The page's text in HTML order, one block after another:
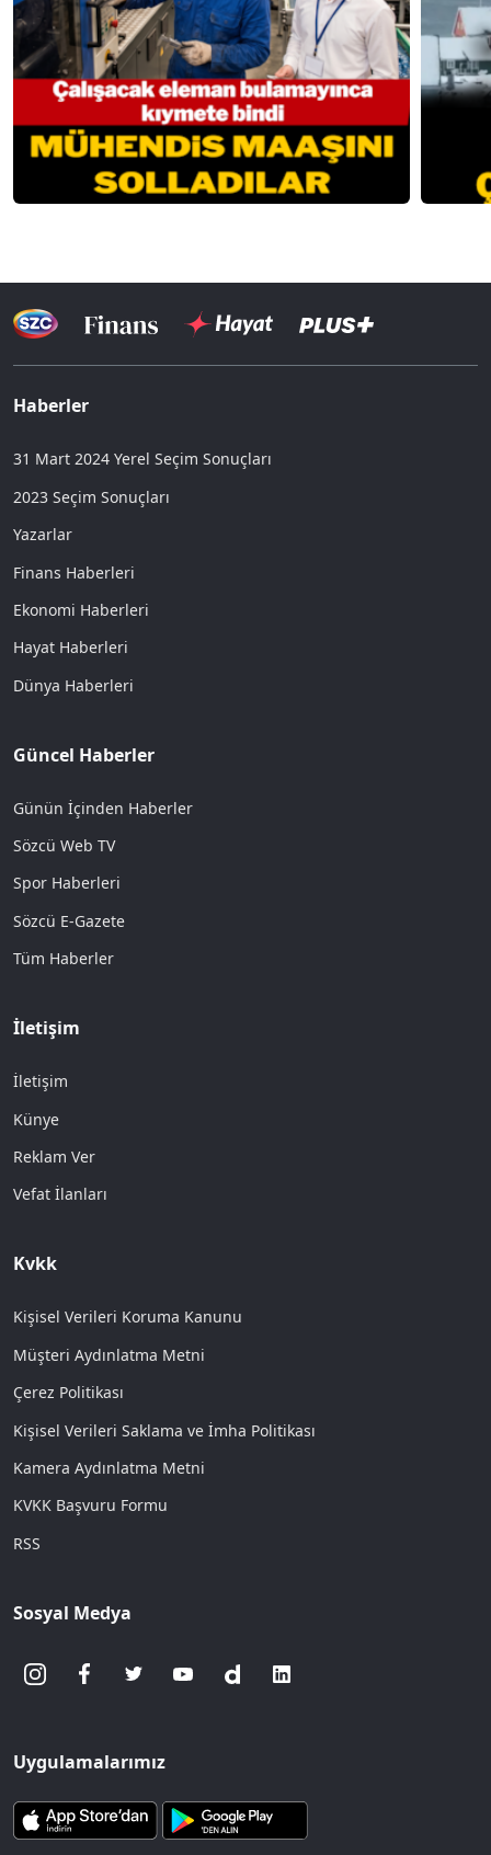
Haberler
31 Mart 2024 Yerel Seçim Sonuçları
2023 Seçim Sonuçları
Yazarlar
Finans Haberleri
Ekonomi Haberleri
Hayat Haberleri
Dünya Haberleri
Güncel Haberler
Günün İçinden Haberler
Sözcü Web TV
Spor Haberleri
Sözcü E-Gazete
Tüm Haberler
İletişim
İletişim
Künye
Reklam Ver
Vefat İlanları
Kvkk
Kişisel Verileri Koruma Kanunu
Müşteri Aydınlatma Metni
Çerez Politikası
Kişisel Verileri Saklama ve İmha Politikası
Kamera Aydınlatma Metni
KVKK Başvuru Formu
RSS
Sosyal Medya
Uygulamalarımız